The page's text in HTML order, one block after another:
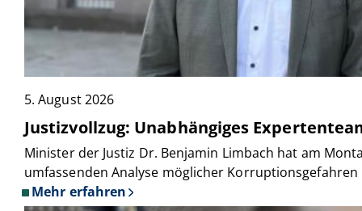
5. August 2026
Justizvollzug: Unabhängiges
Minister der Justiz Dr. Benjamin Limbach hat am
umfassenden Analyse möglicher
Mehr erfahrenüber